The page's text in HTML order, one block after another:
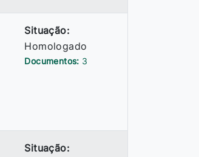
Situação:
Homologado
Documentos: 3
Situação: